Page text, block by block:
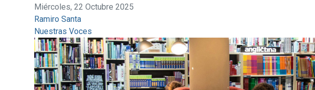
Miércoles, 22 Octubre 2025
Ramiro Santa
Nuestras Voces